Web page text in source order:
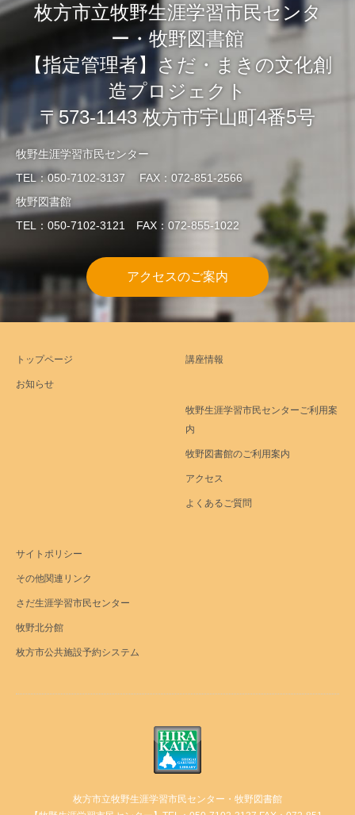
枚方市立牧野生涯学習市民センタ
ー・牧野図書館
【指定管理者】さだ・まきの文化創
造プロジェクト
〒573-1143 枚方市宇山町4番5号
牧野生涯学習市民センター
TEL：050-7102-3137 FAX：072-851-2566
牧野図書館
TEL：050-7102-3121 FAX：072-855-1022
アクセスのご案内
トップページ
お知らせ
講座情報
牧野生涯学習市民センターご利用案
内
牧野図書館のご利用案内
アクセス
よくあるご質問
サイトポリシー
その他関連リンク
さだ生涯学習市民センター
牧野北分館
枚方市公共施設予約システム
枚方市立牧野生涯学習市民センター・牧野図書館